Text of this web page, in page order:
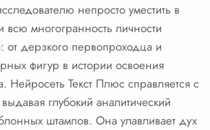
непросто уместить в
многогранность личности
от дерзкого первопроходца и
фигур в истории освоения
Нейросеть Текст Плюс справляется с
глубокий аналитический
штампов. Она улавливает дух